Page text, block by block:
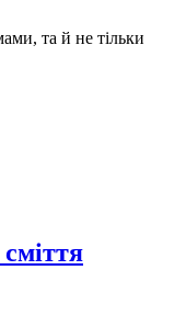
та й не тільки